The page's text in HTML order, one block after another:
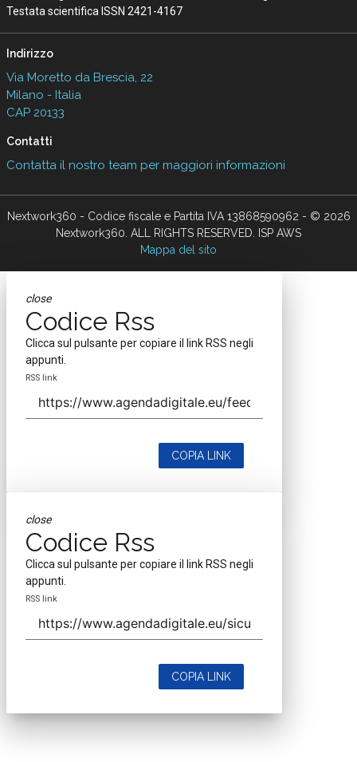
Testata scientifica ISSN 2421-4167
Indirizzo
Via Moretto da Brescia, 22
Milano - Italia
CAP 20133
Contatti
Contatta il nostro team per maggiori informazioni
Nextwork360 - Codice fiscale e Partita IVA 13868590962 - © 2026
Nextwork360. ALL RIGHTS RESERVED. ISP AWS
Mappa del sito
close
Codice Rss
Clicca sul pulsante per copiare il link RSS negli
appunti.
RSS link
COPIA LINK
close
Codice Rss
Clicca sul pulsante per copiare il link RSS negli
appunti.
RSS link
COPIA LINK